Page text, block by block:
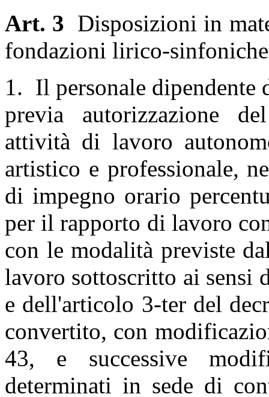
Art. 3 Disposizioni in
fondazioni lirico-sinfoniche
1. Il personale
previa autorizzazione
attività di lavoro
artistico e professionale,
di impegno orario
per il rapporto di lavoro
con le modalità previste
lavoro sottoscritto ai sensi
e dell'articolo 3-ter del
convertito, con
43, e successive
determinati in sede di